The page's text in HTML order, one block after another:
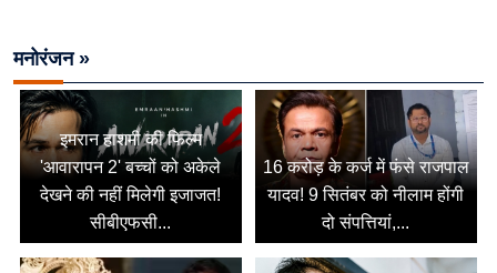
मनोरंजन »
इमरान हाशमी की फिल्म
'आवारापन 2' बच्चों को अकेले
देखने की नहीं मिलेगी इजाजत!
सीबीएफसी...
16 करोड़ के कर्ज में फंसे राजपाल
यादव! 9 सितंबर को नीलाम होंगी
दो संपत्तियां,...